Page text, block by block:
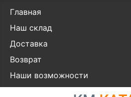
Главная
Наш склад
Доставка
Возврат
Наши возможности